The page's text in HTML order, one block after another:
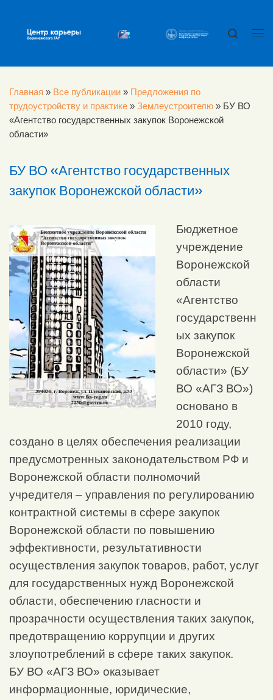
Search
Главная » Все публикации » Предложения по
трудоустройству и практике » Землеустроителю » БУ ВО
«Агентство государственных закупок Воронежской
области»
БУ ВО «Агентство государственных
закупок Воронежской области»
Бюджетное
учреждение
Воронежской
области
«Агентство
государственн
ых закупок
Воронежской
области» (БУ
ВО «АГЗ ВО»)
основано в
2010 году,
создано в целях обеспечения реализации
предусмотренных законодательством РФ и
Воронежской области полномочий
учредителя – управления по регулированию
контрактной системы в сфере закупок
Воронежской области по повышению
эффективности, результативности
осуществления закупок товаров, работ, услуг
для государственных нужд Воронежской
области, обеспечению гласности и
прозрачности осуществления таких закупок,
предотвращению коррупции и других
злоупотреблений в сфере таких закупок.
БУ ВО «АГЗ ВО» оказывает
информационные, юридические,